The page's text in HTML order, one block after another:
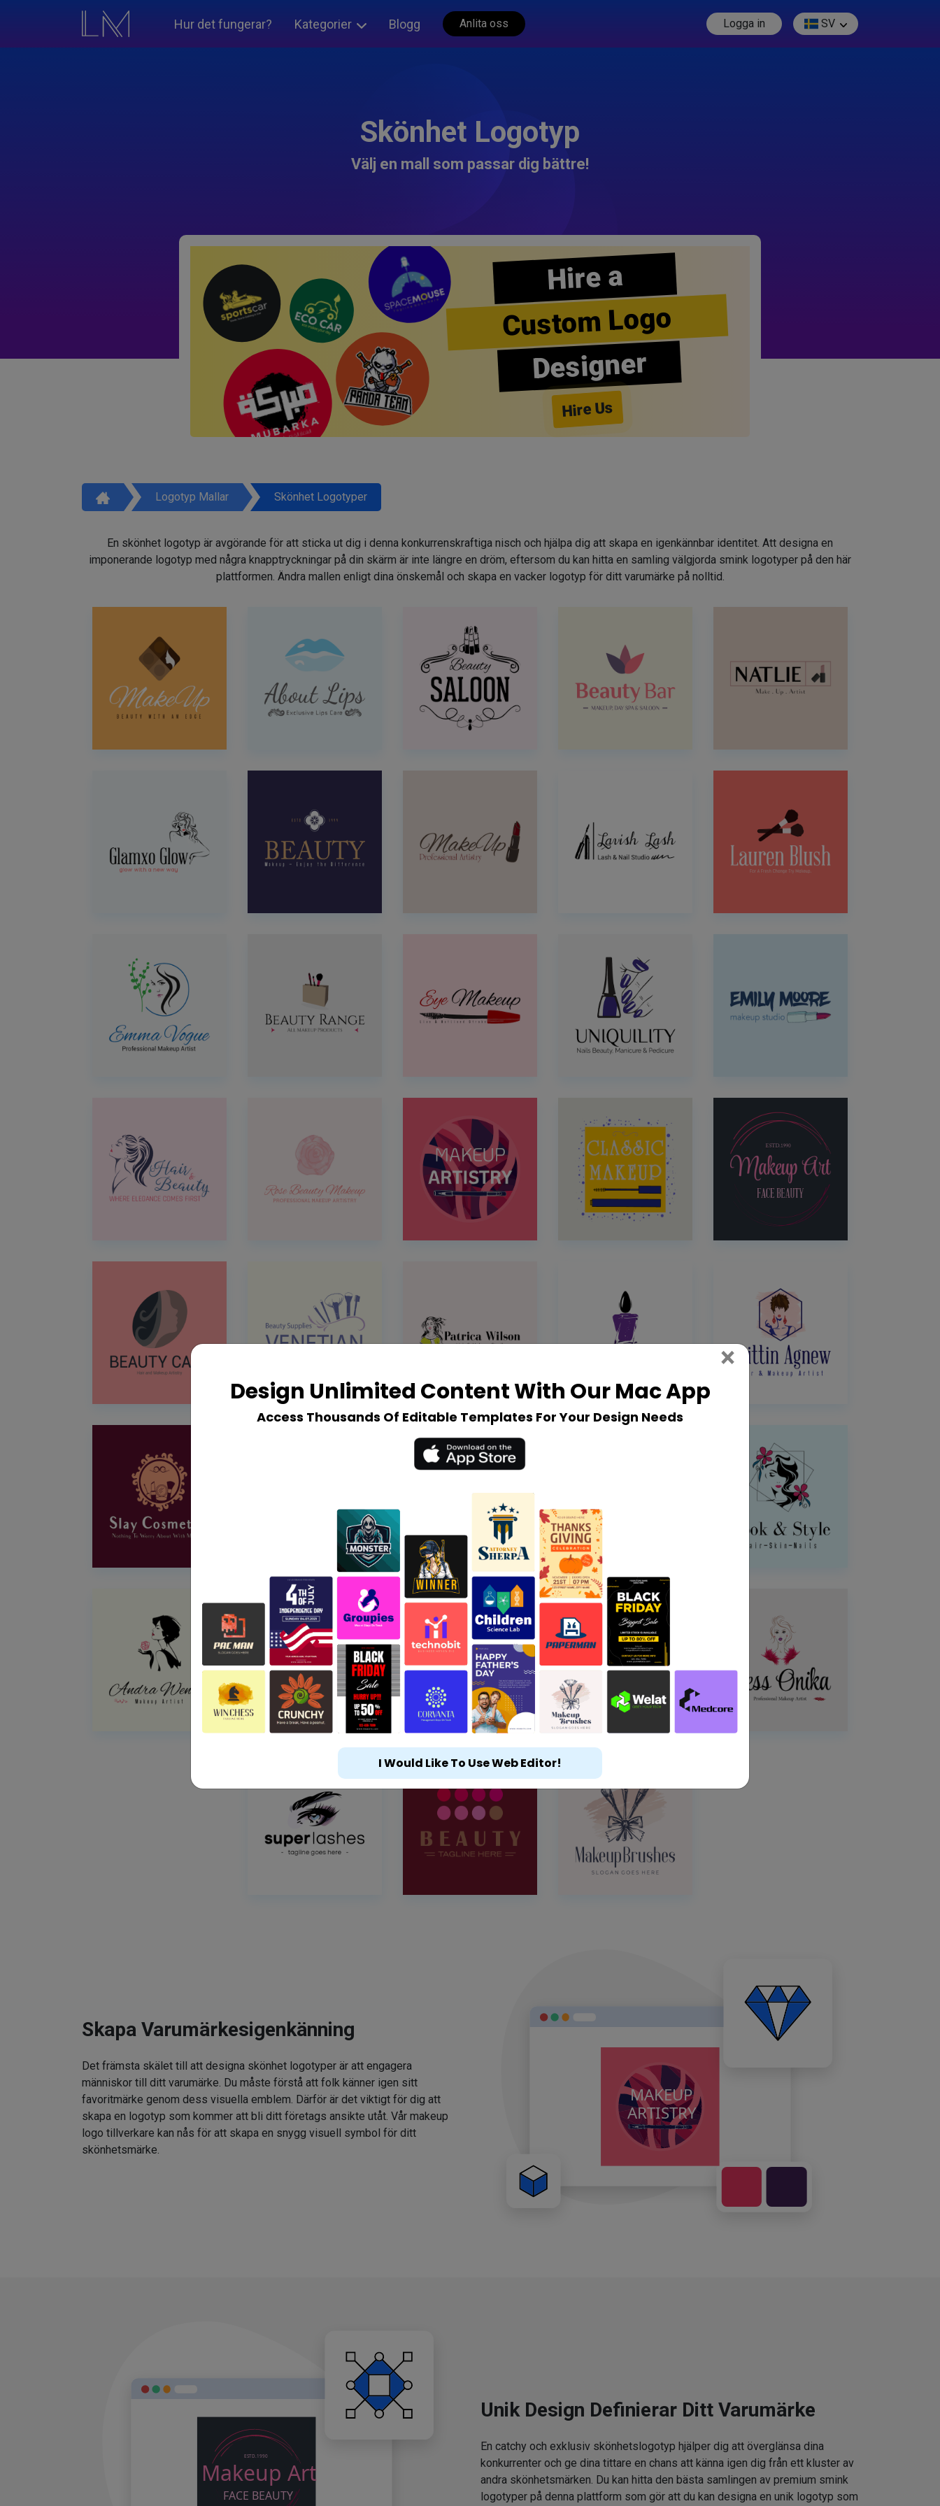
Hur det fungerar? Kategorier Blogg Anlita oss Logga in SV
Skönhet Logotyp
Välj en mall som passar dig bättre!
Hire a
Custom Logo
Designer
Hire Us
Logotyp Mallar Skönhet Logotyper
En skönhet logotyp är avgörande för att sticka ut dig i denna konkurrenskraftiga nisch och hjälpa dig att skapa en igenkännbar identitet. Att designa en
imponerande logotyp med några knapptryckningar på din skärm är inte längre en dröm, eftersom du kan hitta en samling välgjorda smink logotyper på den här
plattformen. Ändra mallen enligt dina önskemål och skapa en vacker logotyp för ditt varumärke på nolltid.
Skapa Varumärkesigenkänning
Det främsta skälet till att designa skönhet logotyper är att engagera
människor till ditt varumärke. Du måste förstå att folk känner igen sitt
favoritmärke genom dess visuella emblem. Därför är det viktigt för dig att
skapa en logotyp som kommer att bli ditt företags ansikte utåt. Vår makeup
logo tillverkare kan nås för att skapa en snygg visuell symbol för ditt
skönhetsmärke.
Unik Design Definierar Ditt Varumärke
En catchy och exklusiv skönhetslogotyp hjälper dig att överglänsa dina
konkurrenter och ge dina tittare en chans att känna igen dig från ett kluster av
andra skönhetsmärken. Du kan hitta den bästa samlingen av premium smink
logotyper på denna plattform som gör att du kan designa en unik logotyp som
Design Unlimited Content With Our Mac App
Access Thousands Of Editable Templates For Your Design Needs
× Close
I Would Like To Use Web Editor!